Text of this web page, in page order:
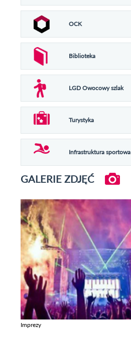
OCK
Biblioteka
LGD Owocowy szlak
Turystyka
Infrastruktura sportowa
GALERIE ZDJĘĆ
Imprezy